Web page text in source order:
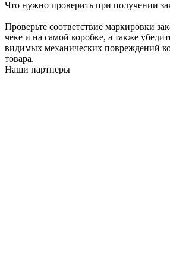
Что нужно проверить при получении
Проверьте соответствие маркировки
чеке и на самой коробке, а также
видимых механических повреждений
товара.
Наши партнеры